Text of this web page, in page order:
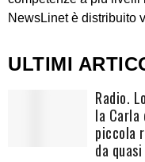
NewsLinet è distribuito
ULTIMI
Radio.
la
piccola
da